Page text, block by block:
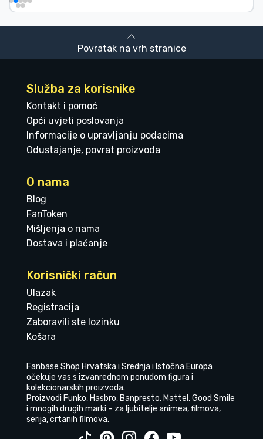
Povratak na vrh stranice
Služba za korisnike
Kontakt i pomoć
Opći uvjeti poslovanja
Informacije o upravljanju podacima
Odustajanje, povrat proizvoda
O nama
Blog
FanToken
Mišljenja o nama
Dostava i plaćanje
Korisnički račun
Ulazak
Registracija
Zaboravili ste lozinku
Košara
Fanbase Shop Hrvatska i Srednja i Istočna Europa
očekuje vas s izvanrednom ponudom figura i
kolekcionarskih proizvoda.
Proizvodi Funko, Hasbro, Banpresto, Mattel, Good Smile
i mnogih drugih marki – za ljubitelje animea, filmova,
serija, crtanih filmova.